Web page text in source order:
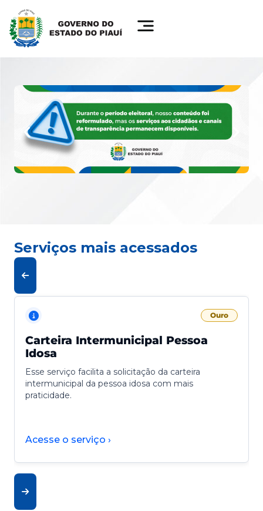
Serviços mais acessados
Ouro
Carteira Intermunicipal Pessoa
Idosa
Esse serviço facilita a solicitação da carteira
intermunicipal da pessoa idosa com mais
praticidade.
Acesse o serviço ›